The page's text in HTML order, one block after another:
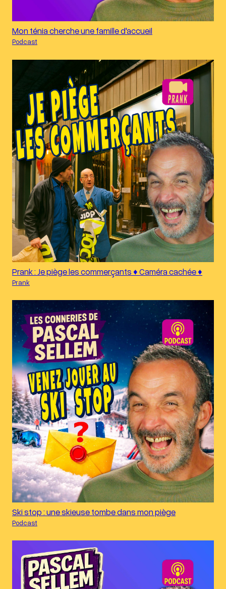
Mon ténia cherche une famille d'accueil
Podcast
Prank : Je piège les commerçants ♦︎ Caméra cachée ♦︎
Prank
Ski stop : une skieuse tombe dans mon piège
Podcast